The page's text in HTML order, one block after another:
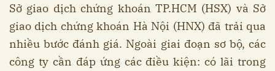
Sở giao dịch chứng khoán TP.HCM (HSX) và Sở
giao dịch chứng khoán Hà Nội (HNX) đã trải qua
nhiều bước đánh giá. Ngoài giai đoạn sơ bộ, các
công ty cần đáp ứng các điều kiện: có lãi trong